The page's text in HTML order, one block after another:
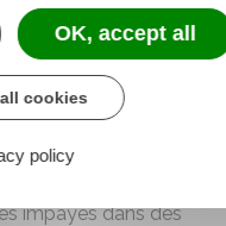
suit la procédure
impayés dans des
OK, accept all
cookies
policy